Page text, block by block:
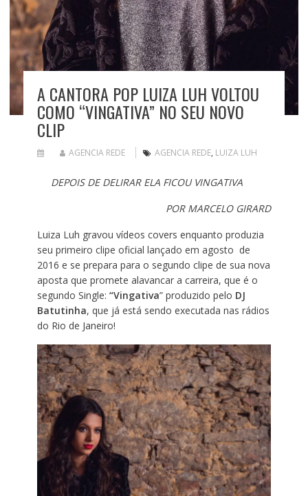
A CANTORA POP LUIZA LUH VOLTOU
COMO “VINGATIVA” NO SEU NOVO
CLIP
AGENCIA REDE AGENCIA REDE, LUIZA LUH
DEPOIS DE DELIRAR ELA FICOU VINGATIVA
POR MARCELO GIRARD
Luiza Luh gravou vídeos covers enquanto produzia
seu primeiro clipe oficial lançado em agosto de
2016 e se prepara para o segundo clipe de sua nova
aposta que promete alavancar a carreira, que é o
segundo Single: “Vingativa” produzido pelo DJ
Batutinha, que já está sendo executada nas rádios
do Rio de Janeiro!